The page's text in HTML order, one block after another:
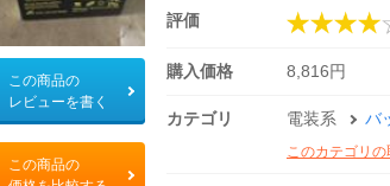
この商品の
レビューを書く
この商品の
評価
購入価格 8,816円
カテゴリ 電装系 バ
このカテゴリ